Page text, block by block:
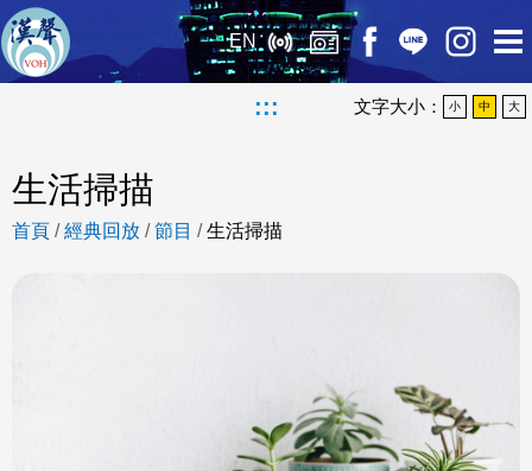
EN
::: 文字大小： 小 中 大
生活掃描
首頁 /經典回放 /節目 /生活掃描